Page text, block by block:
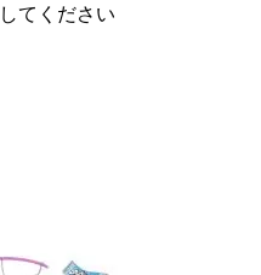
してください